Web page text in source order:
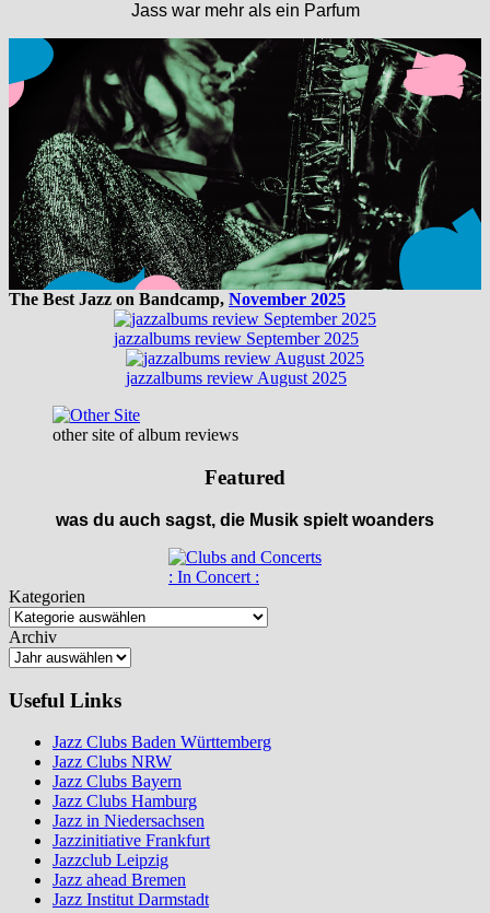
Jass war mehr als ein Parfum
The Best Jazz on Bandcamp, November 2025
jazzalbums review September 2025
jazzalbums review August 2025
other site of album reviews
Featured
was du auch sagst, die Musik spielt woanders
: In Concert :
Kategorien
Archiv
Useful Links
Jazz Clubs Baden Württemberg
Jazz Clubs NRW
Jazz Clubs Bayern
Jazz Clubs Hamburg
Jazz in Niedersachsen
Jazzinitiative Frankfurt
Jazzclub Leipzig
Jazz ahead Bremen
Jazz Institut Darmstadt